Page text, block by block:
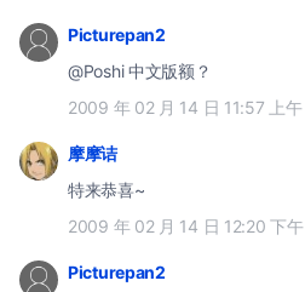
Picturepan2
@Poshi 中文版额？
2009 年 02 月 14 日 11:57 上午
摩摩诘
特来恭喜~
2009 年 02 月 14 日 12:20 下午
Picturepan2